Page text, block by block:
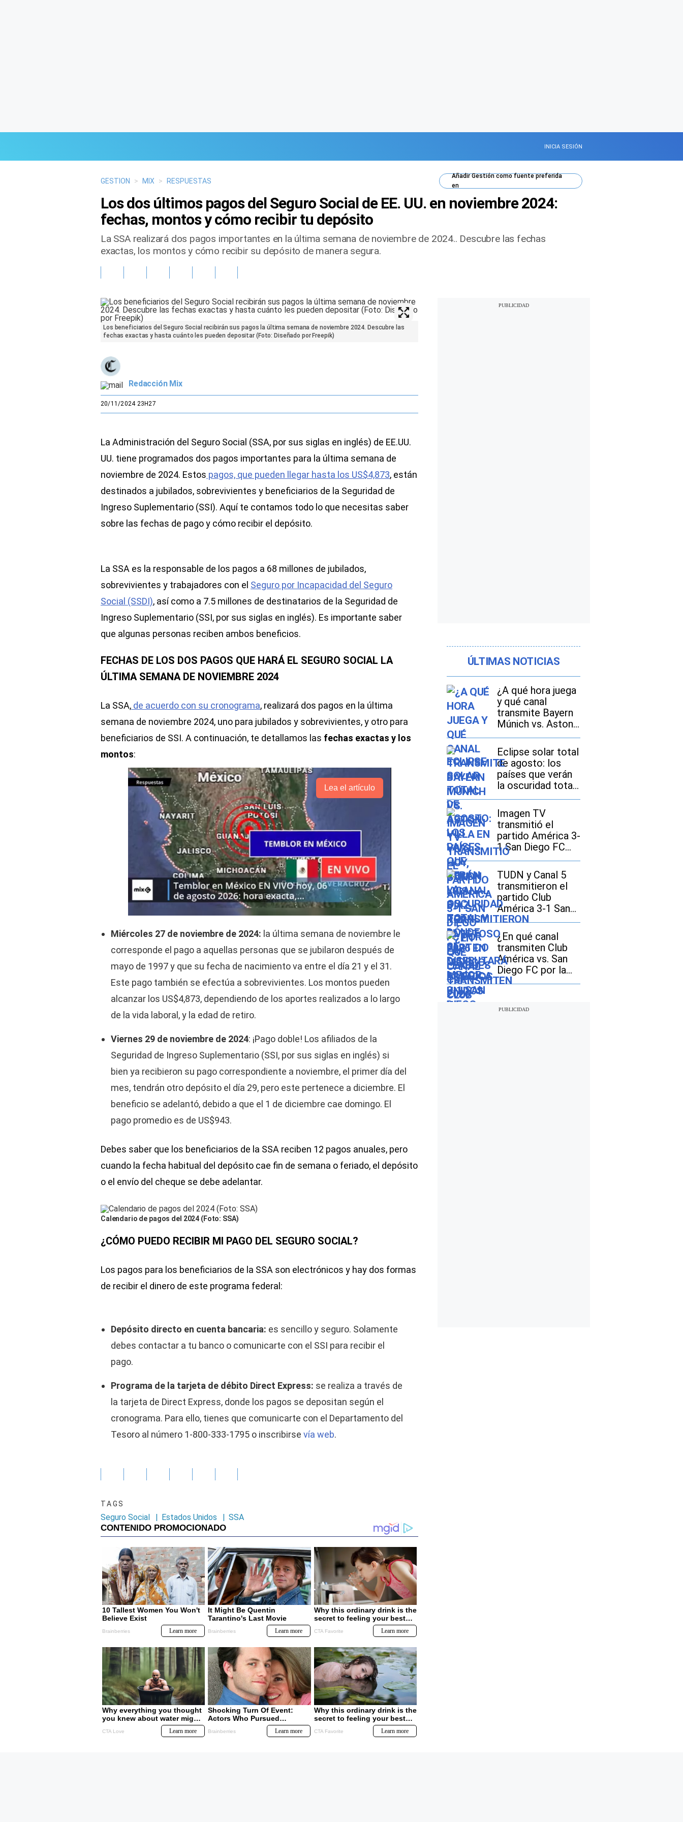
INICIA SESIÓN
GESTION > MIX > RESPUESTAS
AñadirGestióncomo fuente preferida
en
Los dos últimos pagos del Seguro Social de EE. UU. en noviembre 2024:
fechas, montos y cómo recibir tu depósito
La SSA realizará dos pagos importantes en la última semana de noviembre de 2024.. Descubre las fechas
exactas, los montos y cómo recibir su depósito de manera segura.
Los beneficiarios del Seguro Social recibirán sus pagos la última semana de noviembre 2024. Descubre las
fechas exactas y hasta cuánto les pueden depositar (Foto: Diseñado por Freepik)
Redacción Mix
20/11/2024 23H27
La Administración del Seguro Social (SSA, por sus siglas en inglés) de EE.UU.
UU. tiene programados dos pagos importantes para la última semana de
noviembre de 2024. Estos pagos, que pueden llegar hasta los US$4,873, están
destinados a jubilados, sobrevivientes y beneficiarios de la Seguridad de
Ingreso Suplementario (SSI). Aquí te contamos todo lo que necesitas saber
sobre las fechas de pago y cómo recibir el depósito.
La SSA es la responsable de los pagos a 68 millones de jubilados,
sobrevivientes y trabajadores con el Seguro por Incapacidad del Seguro
Social (SSDI), así como a 7.5 millones de destinatarios de la Seguridad de
Ingreso Suplementario (SSI, por sus siglas en inglés). Es importante saber
que algunas personas reciben ambos beneficios.
FECHAS DE LOS DOS PAGOS QUE HARÁ EL SEGURO SOCIAL LA
ÚLTIMA SEMANA DE NOVIEMBRE 2024
La SSA, de acuerdo con su cronograma, realizará dos pagos en la última
semana de noviembre 2024, uno para jubilados y sobrevivientes, y otro para
beneficiarios de SSI. A continuación, te detallamos las fechas exactas y los
montos:
Lea el artículo
Miércoles 27 de noviembre de 2024: la última semana de noviembre le
corresponde el pago a aquellas personas que se jubilaron después de
mayo de 1997 y que su fecha de nacimiento va entre el día 21 y el 31.
Este pago también se efectúa a sobrevivientes. Los montos pueden
alcanzar los US$4,873, dependiendo de los aportes realizados a lo largo
de la vida laboral, y la edad de retiro.
Viernes 29 de noviembre de 2024: ¡Pago doble! Los afiliados de la
Seguridad de Ingreso Suplementario (SSI, por sus siglas en inglés) si
bien ya recibieron su pago correspondiente a noviembre, el primer día del
mes, tendrán otro depósito el día 29, pero este pertenece a diciembre. El
beneficio se adelantó, debido a que el 1 de diciembre cae domingo. El
pago promedio es de US$943.
Debes saber que los beneficiarios de la SSA reciben 12 pagos anuales, pero
cuando la fecha habitual del depósito cae fin de semana o feriado, el depósito
o el envío del cheque se debe adelantar.
Calendario de pagos del 2024 (Foto: SSA)
¿CÓMO PUEDO RECIBIR MI PAGO DEL SEGURO SOCIAL?
Los pagos para los beneficiarios de la SSA son electrónicos y hay dos formas
de recibir el dinero de este programa federal:
Depósito directo en cuenta bancaria: es sencillo y seguro. Solamente
debes contactar a tu banco o comunicarte con el SSI para recibir el
pago.
Programa de la tarjeta de débito Direct Express: se realiza a través de
la tarjeta de Direct Express, donde los pagos se depositan según el
cronograma. Para ello, tienes que comunicarte con el Departamento del
Tesoro al número 1-800-333-1795 o inscribirse vía web.
TAGS
Seguro Social | Estados Unidos | SSA
ÚLTIMAS NOTICIAS
¿A qué hora juega
y qué canal
transmite Bayern
Múnich vs. Aston
Villa EN VIVO hoy,
con Luis Díaz, por
amistoso 2026 en
México, Estados
Unidos y España?
Eclipse solar total
de agosto: los
países que verán
la oscuridad total
y dónde se
disfrutará mejor
Imagen TV
transmitió el
partido América 3-
1 San Diego FC
por la Leagues
Cup 2026
TUDN y Canal 5
transmitieron el
partido Club
América 3-1 San
Diego FC por la
Leagues Cup 2026
¿En qué canal
transmiten Club
América vs. San
Diego FC por la
Leagues Cup 2026